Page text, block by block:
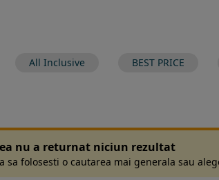
All Inclusive BEST PRICE
nu a returnat niciun rezultat
sa folosesti o cautarea mai generala sau